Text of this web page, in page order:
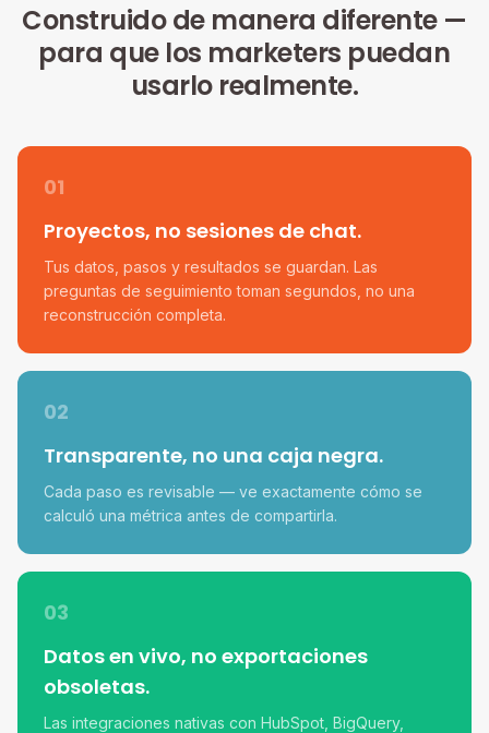
Construido de manera diferente —
para que los marketers puedan
usarlo realmente.
01
Proyectos, no sesiones de chat.
Tus datos, pasos y resultados se guardan. Las
preguntas de seguimiento toman segundos, no una
reconstrucción completa.
02
Transparente, no una caja negra.
Cada paso es revisable — ve exactamente cómo se
calculó una métrica antes de compartirla.
03
Datos en vivo, no exportaciones
obsoletas.
Las integraciones nativas con HubSpot, BigQuery,